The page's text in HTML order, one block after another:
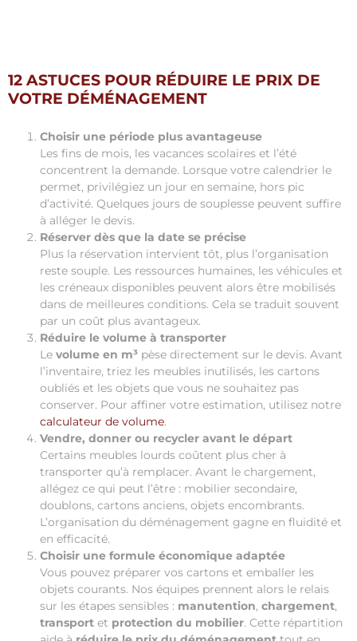
12 ASTUCES POUR RÉDUIRE LE PRIX DE
VOTRE DÉMÉNAGEMENT
Choisir une période plus avantageuse
Les fins de mois, les vacances scolaires et l’été
concentrent la demande. Lorsque votre calendrier le
permet, privilégiez un jour en semaine, hors pic
d’activité. Quelques jours de souplesse peuvent suffire
à alléger le devis.
Réserver dès que la date se précise
Plus la réservation intervient tôt, plus l’organisation
reste souple. Les ressources humaines, les véhicules et
les créneaux disponibles peuvent alors être mobilisés
dans de meilleures conditions. Cela se traduit souvent
par un coût plus avantageux.
Réduire le volume à transporter
Le volume en m³ pèse directement sur le devis. Avant
l’inventaire, triez les meubles inutilisés, les cartons
oubliés et les objets que vous ne souhaitez pas
conserver. Pour affiner votre estimation, utilisez notre
calculateur de volume.
Vendre, donner ou recycler avant le départ
Certains meubles lourds coûtent plus cher à
transporter qu’à remplacer. Avant le chargement,
allégez ce qui peut l’être : mobilier secondaire,
doublons, cartons anciens, objets encombrants.
L’organisation du déménagement gagne en fluidité et
en efficacité.
Choisir une formule économique adaptée
Vous pouvez préparer vos cartons et emballer les
objets courants. Nos équipes prennent alors le relais
sur les étapes sensibles : manutention, chargement,
transport et protection du mobilier. Cette répartition